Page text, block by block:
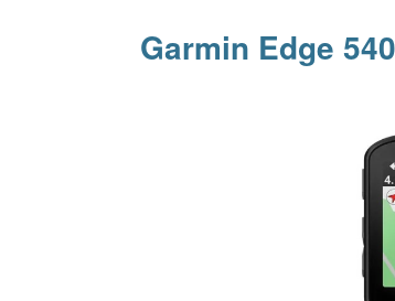
Garmin Edge